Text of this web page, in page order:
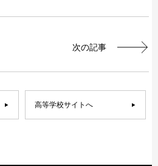
次の記事
高等学校サイトへ